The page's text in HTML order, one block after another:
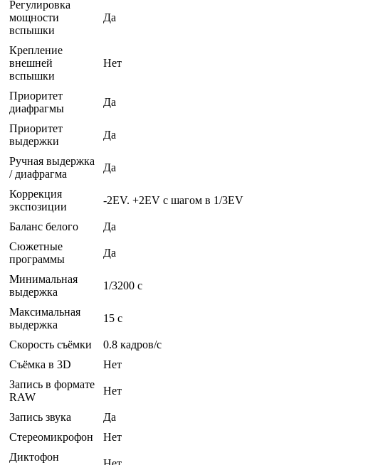
Регулировка
мощности
вспышки
Да
Крепление
внешней
вспышки
Нет
Приоритет
диафрагмы
Да
Приоритет
выдержки
Да
Ручная выдержка
/ диафрагма
Да
Коррекция
экспозиции
-2EV. +2EV с шагом в 1/3EV
Баланс белого
Да
Сюжетные
программы
Да
Минимальная
выдержка
1/3200 с
Максимальная
выдержка
15 c
Скорость съёмки
0.8 кадров/с
Съёмка в 3D
Нет
Запись в формате
RAW
Нет
Запись звука
Да
Стереомикрофон
Нет
Диктофон